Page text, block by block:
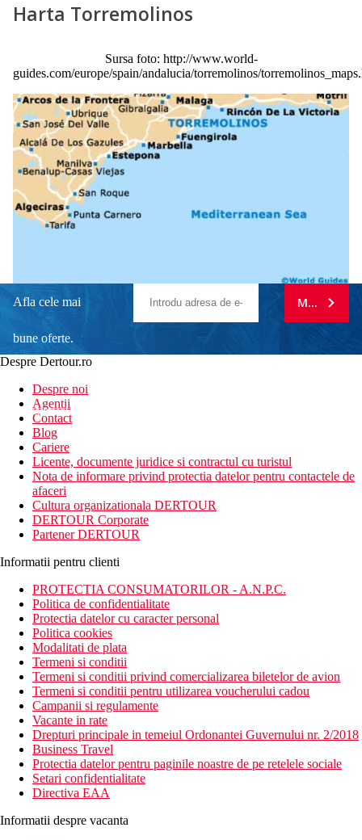
Harta Torremolinos
Sursa foto: http://www.world-
guides.com/europe/spain/andalucia/torremolinos/
Afla cele mai
bune oferte.
newsletter!
MA
Despre Dertour.ro
Despre noi
Agentii
Contact
Blog
Cariere
Licente, documente juridice si contractul cu turistul
Nota de informare privind protectia datelor pentru contactele de
afaceri
Cultura organizationala DERTOUR
DERTOUR Corporate
Partener DERTOUR
Informatii pentru clienti
PROTECTIA CONSUMATORILOR - A.N.P.C.
Politica de confidentialitate
Protectia datelor cu caracter personal
Politica cookies
Modalitati de plata
Termeni si conditii
Termeni si conditii privind comercializarea biletelor de avion
Termeni si conditii pentru utilizarea voucherului cadou
Campanii si regulamente
Vacante in rate
Drepturi principale in temeiul Ordonantei Guvernului nr. 2/2018
Business Travel
Protectia datelor pentru paginile noastre de pe retelele sociale
Setari confidentialitate
Directiva EAA
Informatii despre vacanta